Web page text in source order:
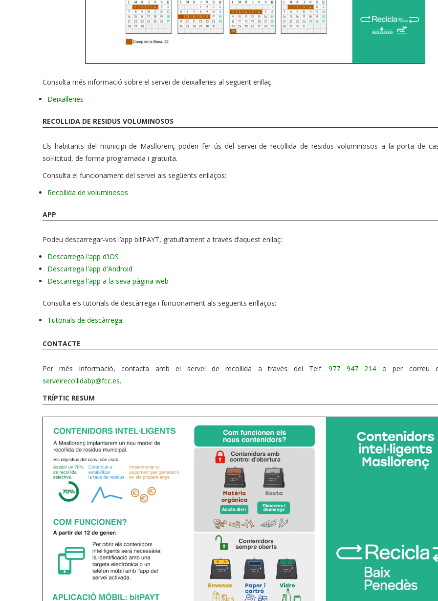
Consulta més informació sobre el servei de deixalleries al següent enllaç:
Deixalleries
RECOLLIDA DE RESIDUS VOLUMINOSOS
Els habitants del municipi de Masllorenç poden fer ús del servei de recollida de residus voluminosos a la porta de
sol·licitud, de forma programada i gratuïta.
Consulta el funcionament del servei als següents enllaços:
Recollida de voluminosos
APP
Podeu descarregar-vos l’app bitPAYT, gratuïtament a través d’aquest enllaç:
Descarrega l'app d'iOS
Descarrega l'app d'Android
Descarrega l'app a la seva pàgina web
Consulta els tutorials de descàrrega i funcionament als següents enllaços:
Tutorials de descàrrega
CONTACTE
Per més informació, contacta amb el servei de recollida a través del Telf:977 947 214 o per correu
serveirecollidabp@fcc.es.
TRÍPTIC RESUM